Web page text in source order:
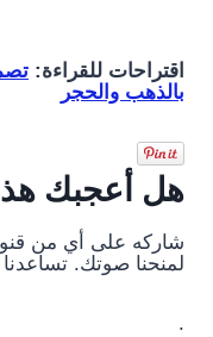
اقتراحات للقراءة:
بالذهب والحجر
هل أعجبك
شاركه على أي من
لمنحنا صوتك.
.